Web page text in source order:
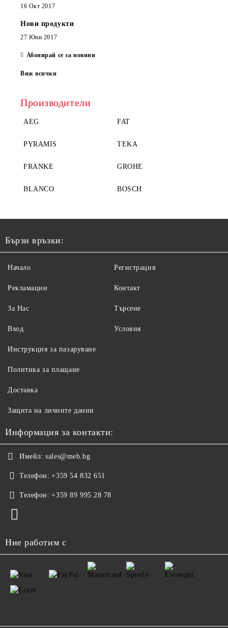
16 Окт 2017
Нови продукти
27 Юни 2017
Абонирай се за новини
Виж всички
Производители
AEG FAT
PYRAMIS TEKA
FRANKE GROHE
BLANCO BOSCH
Бързи връзки:
Начало
Рекламации
За Нас
Вход
Регистрация
Контакт
Търсене
Условия
Инструкция за пазаруване
Политика за плащане
Доставка
Защита на личните данни
Информация за контакти:
Имейл: sales@meb.bg
Телефон: +359 54 832 651
Телефон: +359 89 995 28 78
Ние работим с